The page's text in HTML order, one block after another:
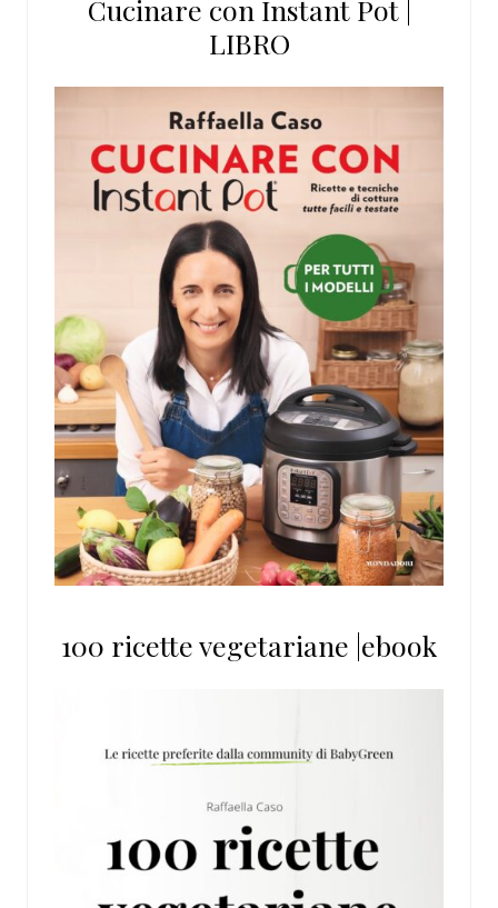
Cucinare con Instant Pot |
LIBRO
100 ricette vegetariane |ebook